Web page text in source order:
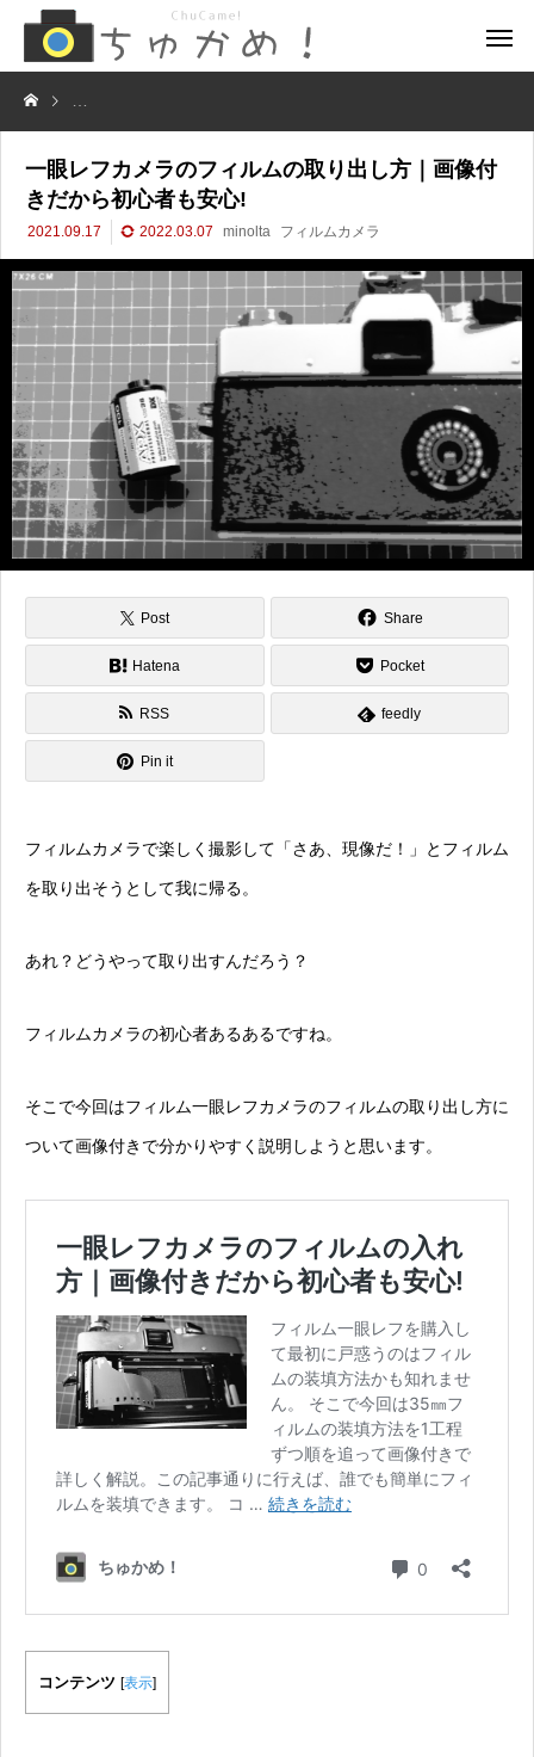
一眼レフカメラのフィルムの取り出し方｜画像付きだから初心者も安心!
一眼レフカメラのフィルムの取り出し方｜画像付
きだから初心者も安心!
2021.09.17 2022.03.07 minolta フィルムカメラ
Post Share
Hatena Pocket
RSS feedly
Pin it
フィルムカメラで楽しく撮影して「さあ、現像だ！」とフィルム
を取り出そうとして我に帰る。
あれ？どうやって取り出すんだろう？
フィルムカメラの初心者あるあるですね。
そこで今回はフィルム一眼レフカメラのフィルムの取り出し方に
ついて画像付きで分かりやすく説明しようと思います。
コンテンツ [表示]